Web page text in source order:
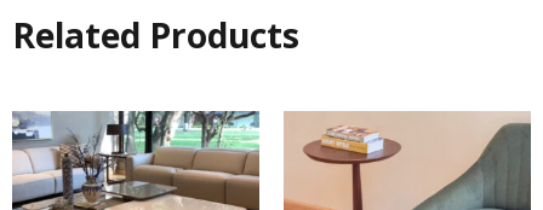
Related Products